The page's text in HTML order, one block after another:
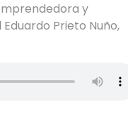
y
Prieto Nuño,